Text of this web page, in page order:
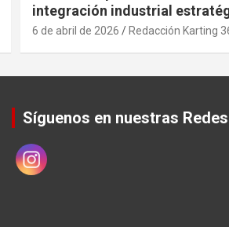
integración industrial
anticipa a posibles
6 de abril de 2026 Redacción Karting
Síguenos en nuestras